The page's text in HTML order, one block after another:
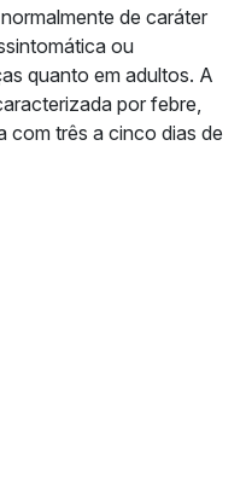
de caráter
ou
quanto em adultos. A
por febre,
com três a cinco dias de